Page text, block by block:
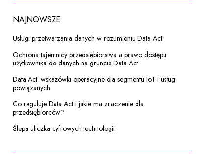
NAJNOWSZE
Usługi przetwarzania danych w rozumieniu Data Act
Ochrona tajemnicy przedsiębiorstwa a prawo dostępu
użytkownika do danych na gruncie Data Act
Data Act: wskazówki operacyjne dla segmentu IoT i usług
powiązanych
Co reguluje Data Act i jakie ma znaczenie dla
przedsiębiorców?
Ślepa uliczka cyfrowych technologii